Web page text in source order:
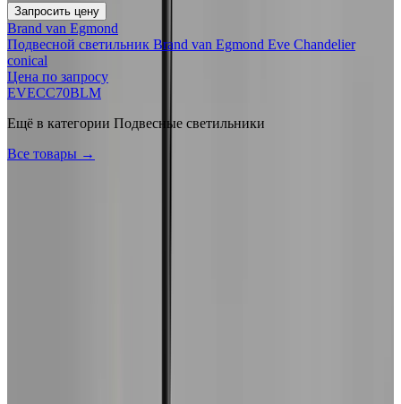
Запросить цену
Brand van Egmond
Подвесной светильник Brand van Egmond Eve Chandelier
conical
Цена по запросу
EVECC70BLM
Ещё в категории Подвесные светильники
Все товары →